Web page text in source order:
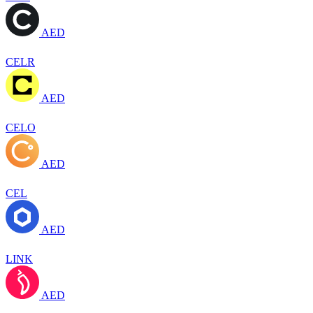
AED
CELR
AED
CELO
AED
CEL
AED
LINK
AED